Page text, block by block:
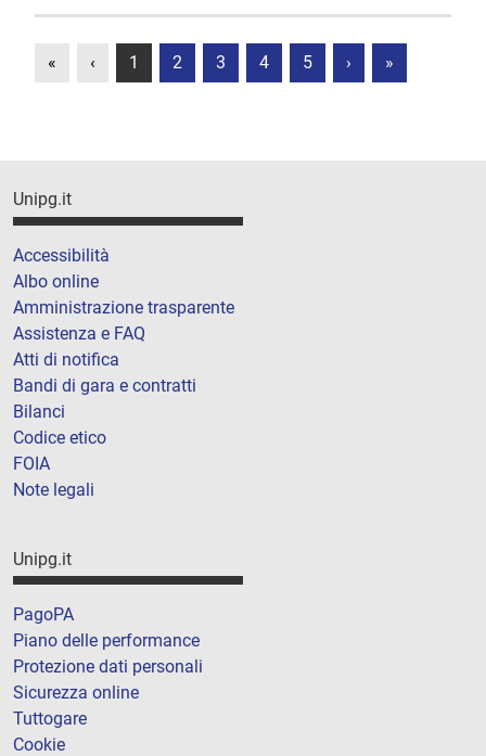
« ‹ 1 2 3 4 5 › »
Unipg.it
Accessibilità
Albo online
Amministrazione trasparente
Assistenza e FAQ
Atti di notifica
Bandi di gara e contratti
Bilanci
Codice etico
FOIA
Note legali
Unipg.it
PagoPA
Piano delle performance
Protezione dati personali
Sicurezza online
Tuttogare
Cookie